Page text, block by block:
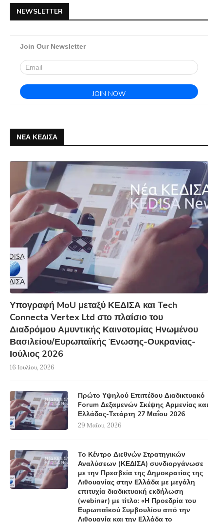
NEWSLETTER
Join Our Newsletter
ΝΕΑ ΚΕΔΙΣΑ
Υπογραφή MoU μεταξύ ΚΕΔΙΣΑ και Tech
Connecta Vertex Ltd στο πλαίσιο του
Διαδρόμου Αμυντικής Καινοτομίας Ηνωμένου
Βασιλείου/Ευρωπαϊκής Ένωσης-Ουκρανίας-
Ιούλιος 2026
16 Ιουλίου, 2026
Πρώτο Υψηλού Επιπέδου Διαδικτυακό
Forum Δεξαμενών Σκέψης Αρμενίας και
Ελλάδας-Τετάρτη 27 Μαΐου 2026
29 Μαΐου, 2026
Το Κέντρο Διεθνών Στρατηγικών
Αναλύσεων (ΚΕΔΙΣΑ) συνδιοργάνωσε
με την Πρεσβεία της Δημοκρατίας της
Λιθουανίας στην Ελλάδα με μεγάλη
επιτυχία διαδικτυακή εκδήλωση
(webinar) με τίτλο: «Η Προεδρία του
Ευρωπαϊκού Συμβουλίου από την
Λιθουανία και την Ελλάδα το